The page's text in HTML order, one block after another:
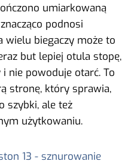
umiarkowaną
podnosi
wielu biegaczy może to
but lepiej otula stopę,
nie powoduje otarć. To
stronę, który sprawia,
szybki, ale też
użytkowaniu.